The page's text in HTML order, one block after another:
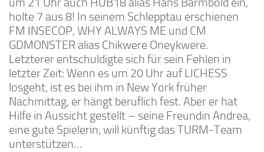
holte 7 aus 8! In seinem Schlepptau erschienen
FM INSECOP, WHY ALWAYS ME und CM
GDMONSTER alias Chikwere Oneykwere.
Letzterer entschuldigte sich für sein Fehlen in
letzter Zeit: Wenn es um 20 Uhr auf LICHESS
losgeht, ist es bei ihm in New York früher
Nachmittag, er hängt beruflich fest. Aber er hat
Hilfe in Aussicht gestellt – seine Freundin Andrea,
eine gute Spielerin, will künftig das TURM-Team
unterstützen…